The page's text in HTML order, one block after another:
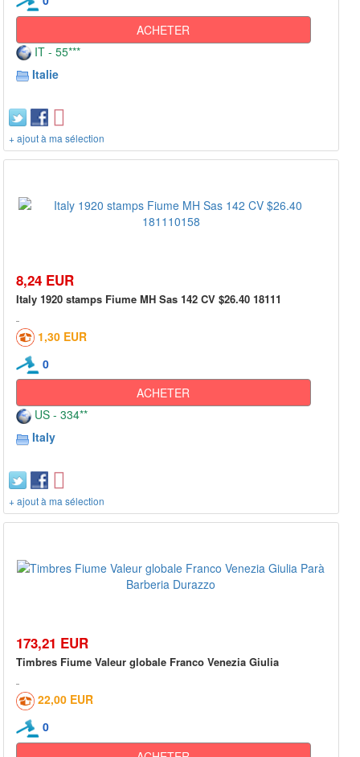
ACHETER
IT - 55***
Italie
+ ajout à ma sélection
8,24 EUR
Italy 1920 stamps Fiume MH Sas 142 CV $26.40 18111
1,30 EUR
0
ACHETER
US - 334**
Italy
+ ajout à ma sélection
173,21 EUR
Timbres Fiume Valeur globale Franco Venezia Giulia
22,00 EUR
0